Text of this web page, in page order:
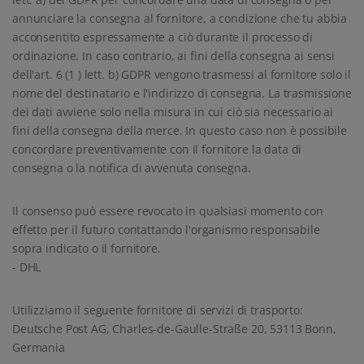
annunciare la consegna al fornitore, a condizione che tu abbia
acconsentito espressamente a ciò durante il processo di
ordinazione. In caso contrario, ai fini della consegna ai sensi
dell'art. 6 (1 ) lett. b) GDPR vengono trasmessi al fornitore solo il
nome del destinatario e l'indirizzo di consegna. La trasmissione
dei dati avviene solo nella misura in cui ciò sia necessario ai
fini della consegna della merce. In questo caso non è possibile
concordare preventivamente con il fornitore la data di
consegna o la notifica di avvenuta consegna.
Il consenso può essere revocato in qualsiasi momento con
effetto per il futuro contattando l'organismo responsabile
sopra indicato o il fornitore.
- DHL
Utilizziamo il seguente fornitore di servizi di trasporto:
Deutsche Post AG, Charles-de-Gaulle-Straße 20, 53113 Bonn,
Germania